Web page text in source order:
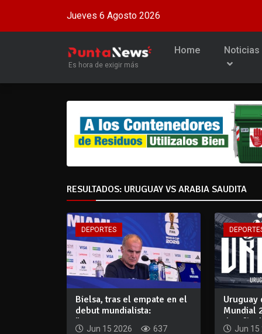
Jueves 6 Agosto 2026
Es hora de exigir más
Home Noticias
RESULTADOS: URUGUAY VS ARABIA SAUDITA
DEPORTES
Bielsa, tras el empate en el
debut mundialista:
"Nosotros te...
Jun 15 2026
637
Uruguay
Mundial
desafío
Jun 15